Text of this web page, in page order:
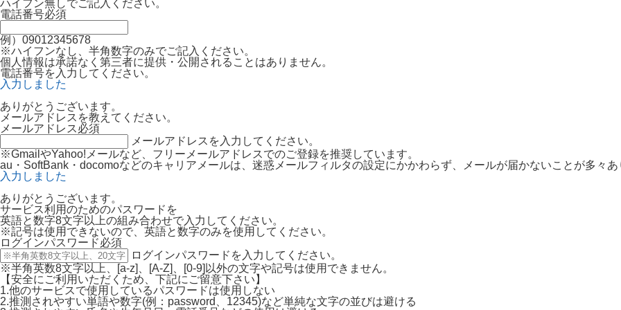
ハイフン無しでご記入ください。
電話番号必須
例）09012345678
※ハイフンなし、半角数字のみでご記入ください。
個人情報は承諾なく第三者に提供・公開されることはありません。
電話番号を入力してください。
入力しました
ありがとうございます。
メールアドレスを教えてください。
メールアドレス必須
メールアドレスを入力してください。
※GmailやYahoo!メールなど、フリーメールアドレスでのご登録を推奨しています。
au・SoftBank・docomoなどのキャリアメールは、迷惑メールフィルタの設定にかかわらず、メールが届かないことが多々あ
入力しました
ありがとうございます。
サービス利用のためのパスワードを
英語と数字8文字以上の組み合わせで入力してください。
※記号は使用できないので、英語と数字のみを使用してください。
ログインパスワード必須
ログインパスワードを入力してください。
※半角英数8文字以上、[a-z]、[A-Z]、[0-9]以外の文字や記号は使用できません。
【安全にご利用いただくため、下記にご留意下さい】
1.他のサービスで使用しているパスワードは使用しない
2.推測されやすい単語や数字(例：password、12345)など単純な文字の並びは避ける